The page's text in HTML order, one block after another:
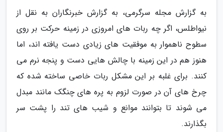
به گزارش مجله سرگرمی، به گزارش خبرنگاران به نقل از
نیواطلس، اگر چه ربات های امروزی در زمینه حرکت بر روی
سطوح ناهموار به موفقیت های زیادی دست یافته اند، اما
هنوز هم در این زمینه با چالش هایی دست و پنجه نرم می
کنند. برای غلبه بر این مشکل ربات خاصی ساخته شده که
چرخ های آن در صورت لزوم به پره های چنگک مانند مبدل
می شوند تا بتوانند موانع و شیب های تند را پشت سر
بگذارند.